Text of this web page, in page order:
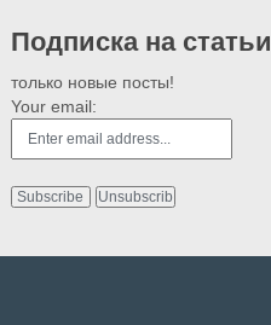
Подписка на статьи
только новые посты!
Your email: